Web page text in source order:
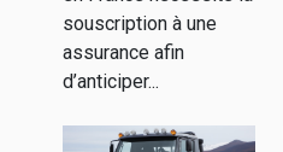
?
souscription à une
assurance afin
d’anticiper...